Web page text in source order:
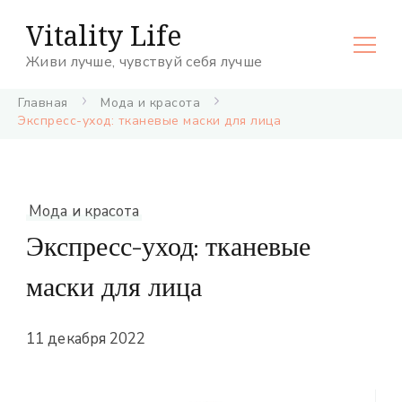
Vitality Life
Живи лучше, чувствуй себя лучше
Главная
Мода и красота
Экспресс-уход: тканевые маски для лица
Мода и красота
Экспресс-уход: тканевые
маски для лица
11 декабря 2022